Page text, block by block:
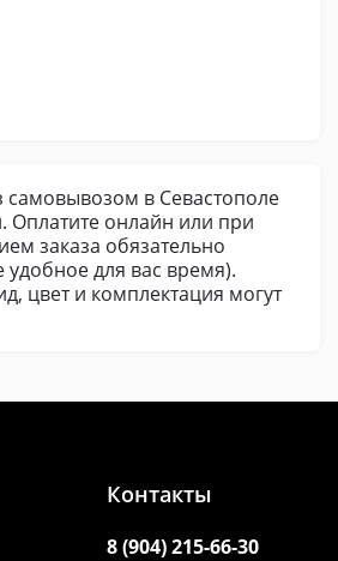
самовывозом в Севастополе
Оплатите онлайн или при
заказа обязательно
для вас время).
цвет и комплектация могут
Контакты
8 (904) 215-66-30